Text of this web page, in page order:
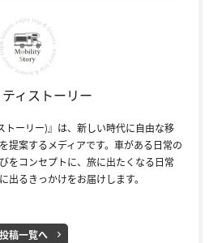
ィストーリー
トーリー)』は、新しい時代に自由な移
提案するメディアです。車がある日常の
をコンセプトに、旅に出たくなる日常
出るきっかけをお届けします。
投稿一覧へ